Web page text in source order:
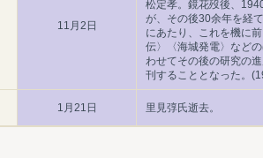
11月2日
松定孝。鏡花歿後、
が、その後30余年を経
にあたり、これを機に
伝〉〈海城発電〉など
わせてその後の研究の
刊することとなった。
1月21日 里見弴氏逝去。